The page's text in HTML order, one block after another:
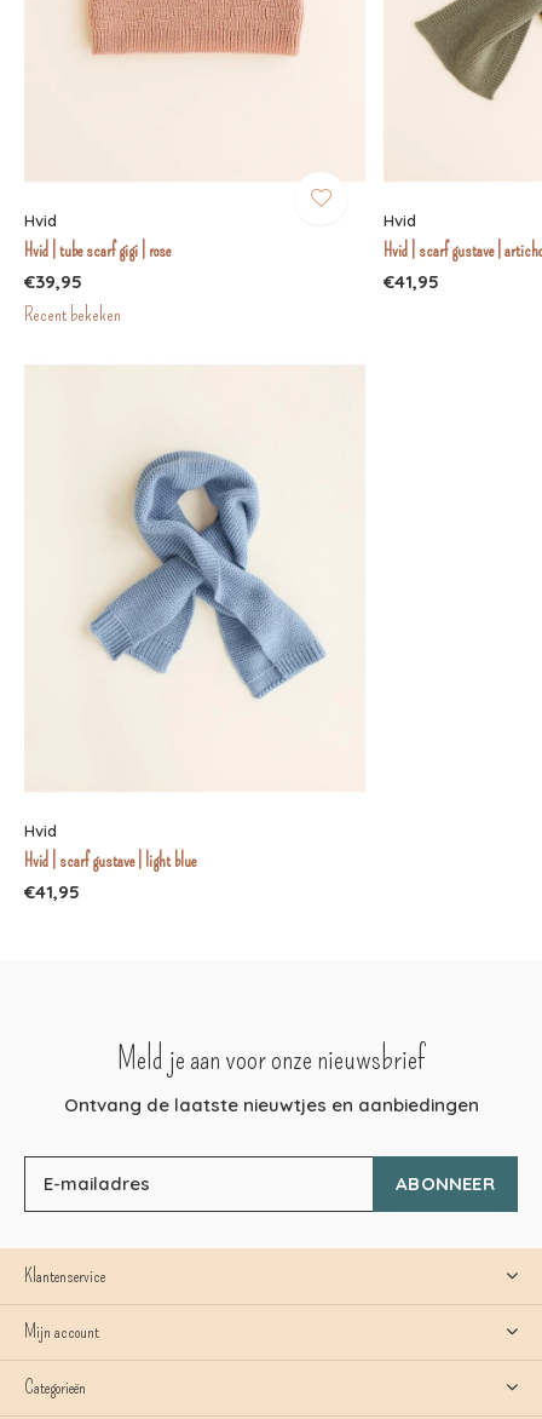
Hvid
Hvid | tube scarf gigi | rose
€39,95
Hvid
Hvid | scarf gustave |
€41,95
Recent bekeken
Hvid
Hvid | scarf gustave | light blue
€41,95
Meld je aan voor onze nieuwsbrief
Ontvang de laatste nieuwtjes en aanbiedingen
ABONNEER
Klantenservice
Mijn account
Categorieën